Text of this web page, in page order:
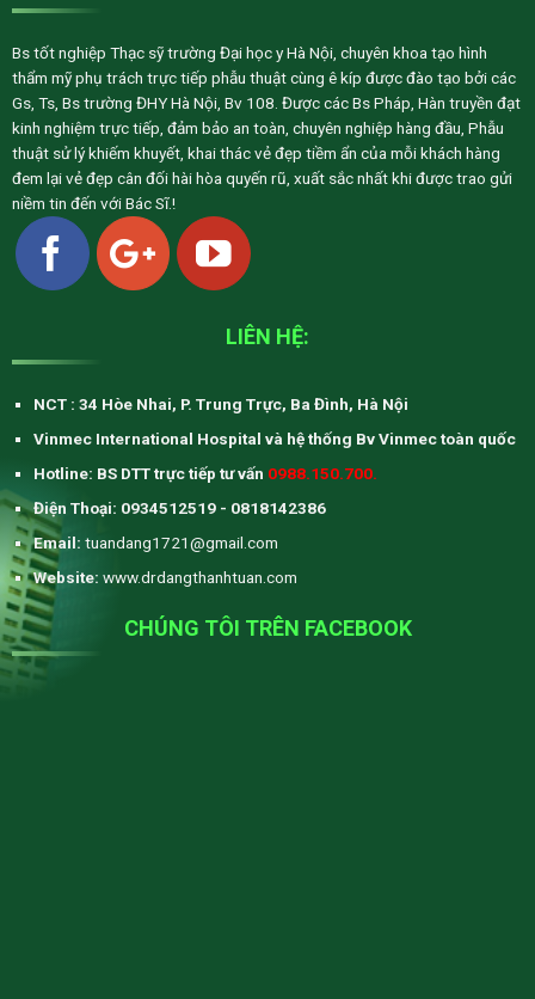
Bs tốt nghiệp Thạc sỹ trường Đại học y Hà Nội, chuyên khoa tạo hình
thẩm mỹ phụ trách trực tiếp phẫu thuật cùng ê kíp được đào tạo bởi các
Gs, Ts, Bs trường ĐHY Hà Nội, Bv 108. Được các Bs Pháp, Hàn truyền đạt
kinh nghiệm trực tiếp, đảm bảo an toàn, chuyên nghiệp hàng đầu, Phẫu
thuật sử lý khiếm khuyết, khai thác vẻ đẹp tiềm ẩn của mỗi khách hàng
đem lại vẻ đẹp cân đối hài hòa quyến rũ, xuất sắc nhất khi được trao gửi
niềm tin đến với Bác Sĩ.!
LIÊN HỆ:
NCT : 34 Hòe Nhai, P. Trung Trực, Ba Đình, Hà Nội
Vinmec International Hospital và hệ thống Bv Vinmec toàn quốc
Hotline: BS DTT trực tiếp tư vấn 0988.150.700.
Điện Thoại: 0934512519 - 0818142386
Email: tuandang1721@gmail.com
Website: www.drdangthanhtuan.com
CHÚNG TÔI TRÊN FACEBOOK